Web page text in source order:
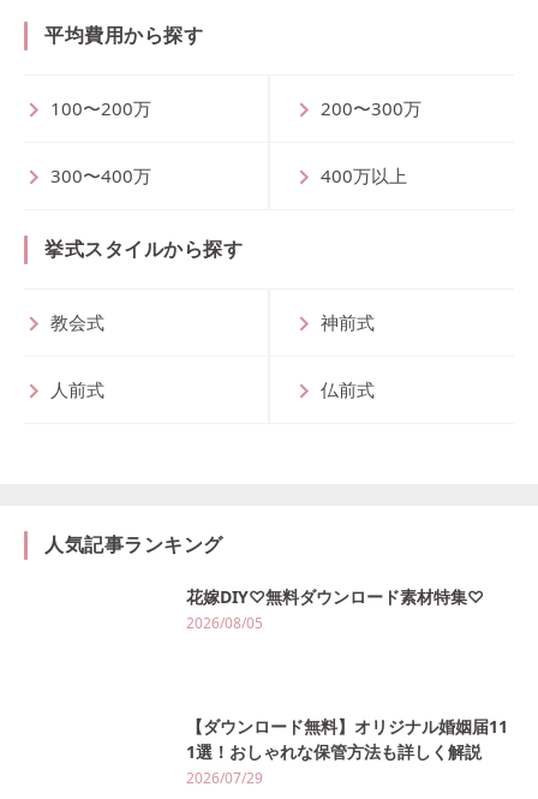
平均費用から探す
100〜200万 200〜300万
300〜400万 400万以上
挙式スタイルから探す
教会式 神前式
人前式 仏前式
人気記事ランキング
花嫁DIY♡無料ダウンロード素材特集♡
2026/08/05
【ダウンロード無料】オリジナル婚姻届11
1選！おしゃれな保管方法も詳しく解説
2026/07/29